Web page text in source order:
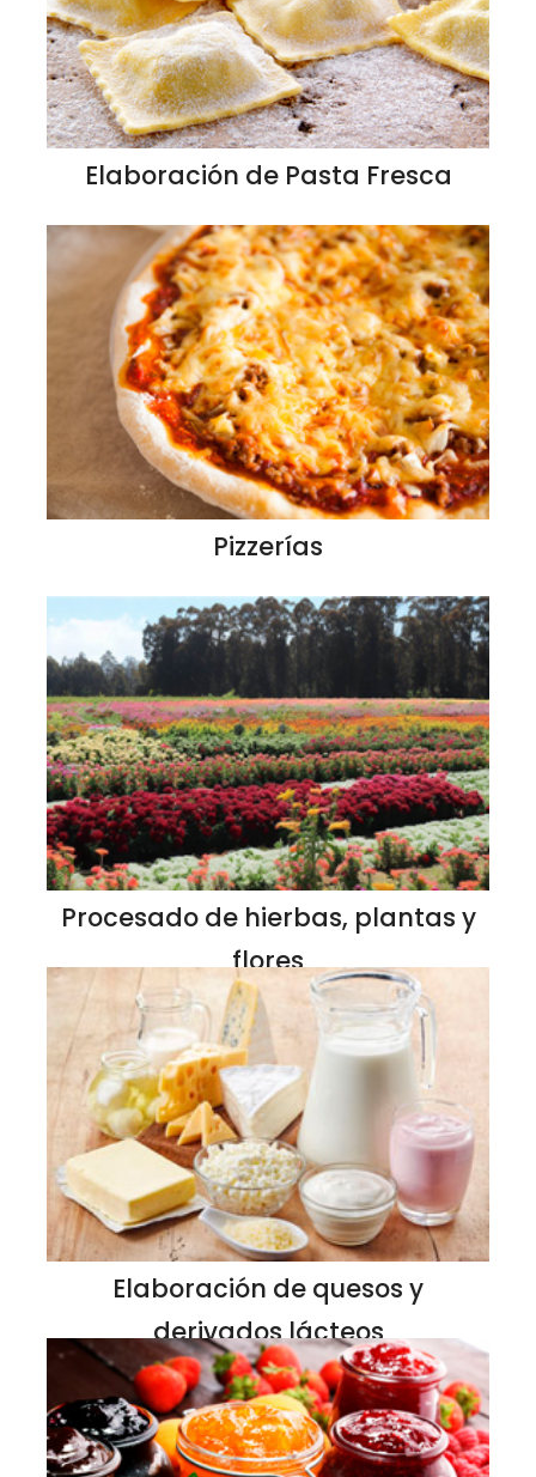
Elaboración de Pasta Fresca
Pizzerías
Procesado de hierbas, plantas y
flores
Elaboración de quesos y
derivados lácteos